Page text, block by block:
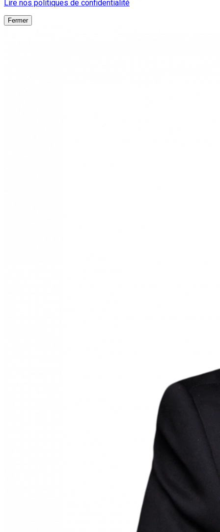
Lire nos politiques de confidentialité
Fermer